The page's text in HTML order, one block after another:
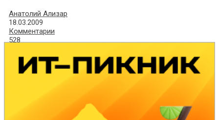
Анатолий Ализар
18.03.2009
Комментарии
528